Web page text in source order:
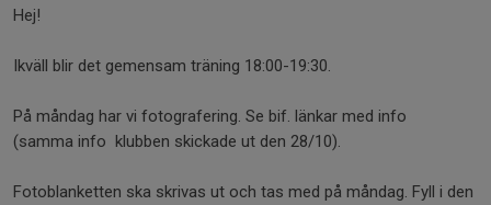
Hej!
Ikväll blir det gemensam träning 18:00-19:30.
På måndag har vi fotografering. Se bif. länkar med info
(samma info klubben skickade ut den 28/10).
Fotoblanketten ska skrivas ut och tas med på måndag. Fyll i den